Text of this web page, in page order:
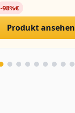
-98%€
Produkt ansehen